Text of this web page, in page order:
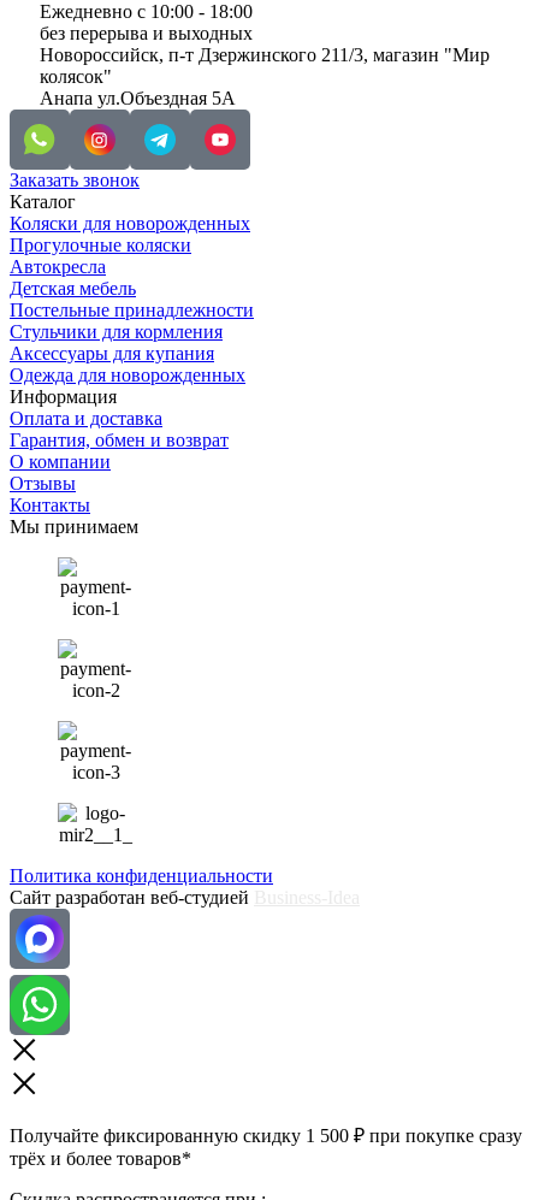
Ежедневно с 10:00 - 18:00
без перерыва и выходных
Новороссийск, п-т Дзержинского 211/3, магазин "Мир
колясок"
Анапа ул.Объездная 5А
Заказать звонок
Каталог
Коляски для новорожденных
Прогулочные коляски
Автокресла
Детская мебель
Постельные принадлежности
Стульчики для кормления
Аксессуары для купания
Одежда для новорожденных
Информация
Оплата и доставка
Гарантия, обмен и возврат
О компании
Отзывы
Контакты
Мы принимаем
Политика конфиденциальности
Сайт разработан веб-студией
Получайте фиксированную скидку 1 500 ₽ при покупке сразу
трёх и более товаров*